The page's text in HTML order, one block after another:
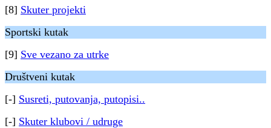
[8] Skuter projekti
Sportski kutak
[9] Sve vezano za utrke
Društveni kutak
[-] Susreti, putovanja, putopisi..
[-] Skuter klubovi / udruge